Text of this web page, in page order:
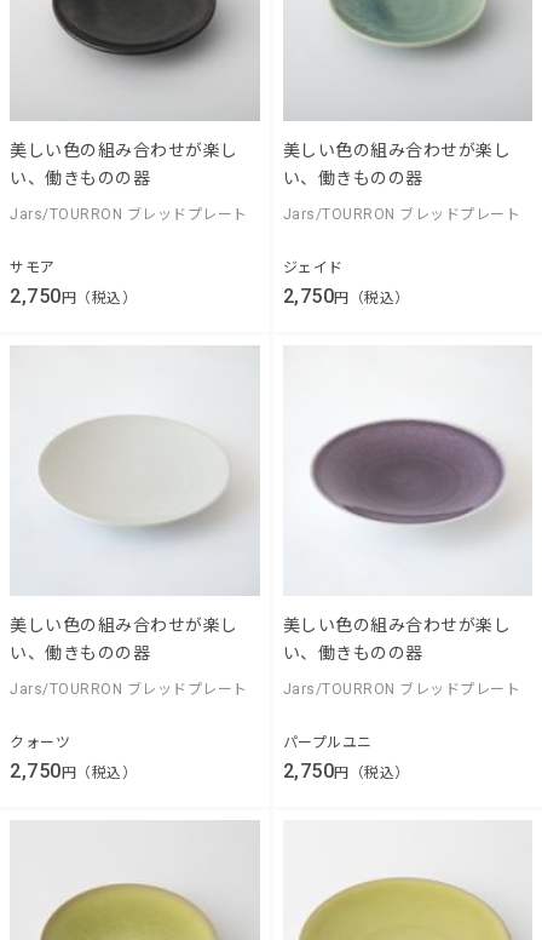
美しい色の組み合わせが楽し
い、働きものの器
Jars/TOURRON ブレッドプレート
サモア
2,750 円（税込）
美しい色の組み合わせが楽し
い、働きものの器
Jars/TOURRON ブレッドプレート
ジェイド
2,750円（税込）
美しい色の組み合わせが楽し
い、働きものの器
Jars/TOURRON ブレッドプレート
クォーツ
2,750円（税込）
美しい色の組み合わせが楽し
い、働きものの器
Jars/TOURRON ブレッドプレート
パープルユニ
2,750円（税込）